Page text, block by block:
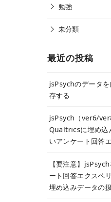
勉強
未分類
最近の投稿
jsPsychのデータ
存する
jsPsych（ver6/
Qualtricsに埋め込
いアンケート回答
【要注意】
ート回答エクスペ
埋め込みデータの